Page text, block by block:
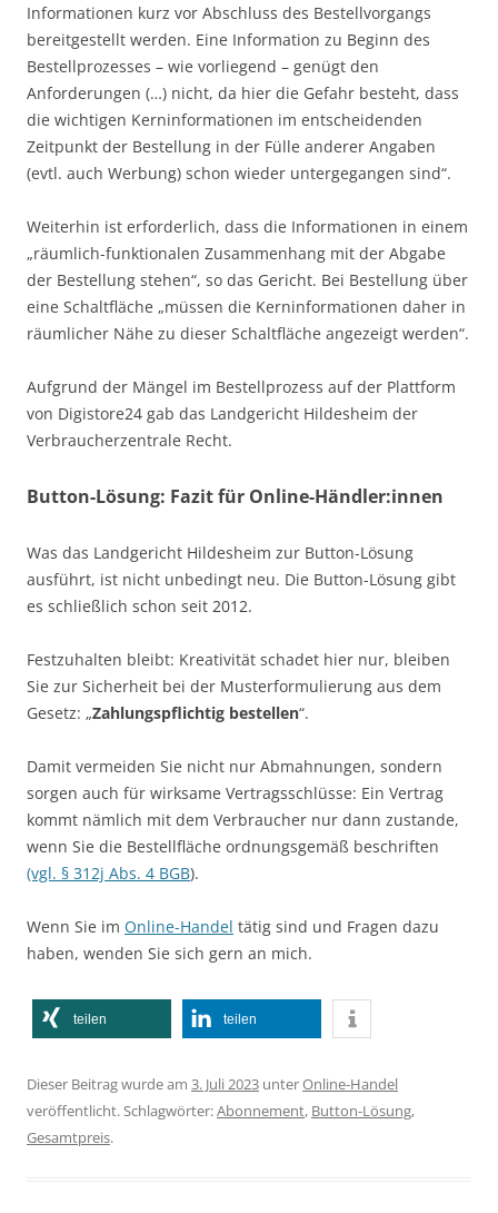
Informationen kurz vor Abschluss des Bestellvorgangs
bereitgestellt werden. Eine Information zu Beginn des
Bestellprozesses – wie vorliegend – genügt den
Anforderungen (…) nicht, da hier die Gefahr besteht, dass
die wichtigen Kerninformationen im entscheidenden
Zeitpunkt der Bestellung in der Fülle anderer Angaben
(evtl. auch Werbung) schon wieder untergegangen sind“.
Weiterhin ist erforderlich, dass die Informationen in einem
„räumlich-funktionalen Zusammenhang mit der Abgabe
der Bestellung stehen“, so das Gericht. Bei Bestellung über
eine Schaltfläche „müssen die Kerninformationen daher in
räumlicher Nähe zu dieser Schaltfläche angezeigt werden“.
Aufgrund der Mängel im Bestellprozess auf der Plattform
von Digistore24 gab das Landgericht Hildesheim der
Verbraucherzentrale Recht.
Button-Lösung: Fazit für Online-Händler:innen
Was das Landgericht Hildesheim zur Button-Lösung
ausführt, ist nicht unbedingt neu. Die Button-Lösung gibt
es schließlich schon seit 2012.
Festzuhalten bleibt: Kreativität schadet hier nur, bleiben
Sie zur Sicherheit bei der Musterformulierung aus dem
Gesetz: „Zahlungspflichtig bestellen“.
Damit vermeiden Sie nicht nur Abmahnungen, sondern
sorgen auch für wirksame Vertragsschlüsse: Ein Vertrag
kommt nämlich mit dem Verbraucher nur dann zustande,
wenn Sie die Bestellfläche ordnungsgemäß beschriften
(vgl. § 312j Abs. 4 BGB).
Wenn Sie im Online-Handel tätig sind und Fragen dazu
haben, wenden Sie sich gern an mich.
teilen teilen
Dieser Beitrag wurde am 3. Juli 2023 unterOnline-Handel
veröffentlicht. Schlagwörter:Abonnement, Button-Lösung,
Gesamtpreis.